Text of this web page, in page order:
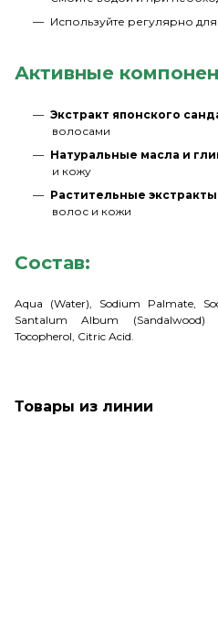
Используйте регулярно
Активные
Экстракт японского
волосами
Натуральные масла и
и кожу
Растительные экстракты
волос и кожи
Состав:
Aqua (Water), Sodium Palmate,
Santalum Album (Sandalwood)
Tocopherol, Citric Acid.
Товары из линии